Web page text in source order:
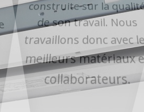
construite sur la qualité
de son travail. Nous
travaillons donc avec les
meilleurs matériaux et
collaborateurs.